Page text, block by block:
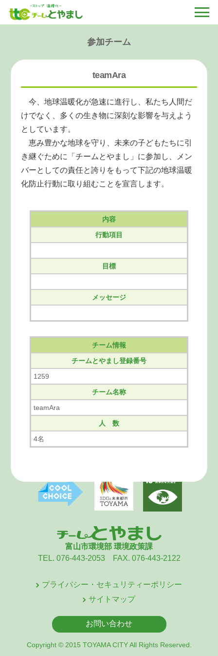
参加チーム
teamAra
今、地球温暖化が急速に進行し、私たち人間だ
けでなく、多くの生き物に深刻な影響を与えよう
としています。
恵み豊かな地球を守り、未来の子どもたちに引
き継ぐために「チームとやまし」に参加し、メン
バーとしての責任と誇りをもって下記の地球温暖
化防止行動に取り組むことを宣言します。
内容
行動項目
目標
メッセージ
チーム情報
チームとやまし登録番号
1259
チーム名称
teamAra
人 数
4名
富山市環境部 環境政策課
TEL. 076-443-2053 FAX. 076-443-2122
プライバシー・セキュリティーポリシー
サイトマップ
お問い合わせ
Copyright © 2015 TOYAMA CITY All Rights Reserved.